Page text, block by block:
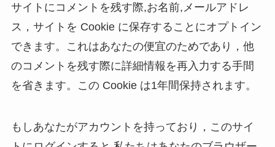
サイトにコメントを残す際,お名前,メールアドレ
ス，サイトを Cookie に保存することにオプトイン
できます。これはあなたの便宜のためであり，他
のコメントを残す際に詳細情報を再入力する手間
を省きます。この Cookie は1年間保持されます。
もしあなたがアカウントを持っており，このサイ